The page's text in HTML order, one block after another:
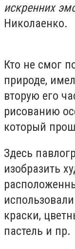
искренних
Николаенко.
Кто не смог
природе,
вторую его
рисованию
который
Здесь
изобразить
краски,
пастель и пр.